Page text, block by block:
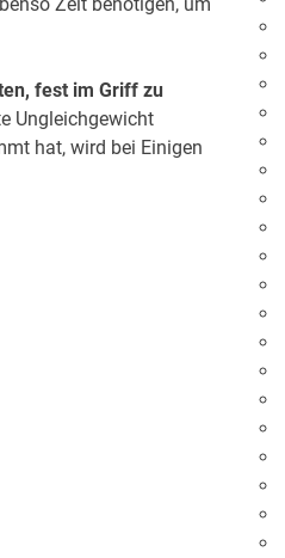
Zeit benötigen, um
fest im Griff zu
Ungleichgewicht
hat, wird bei Einigen